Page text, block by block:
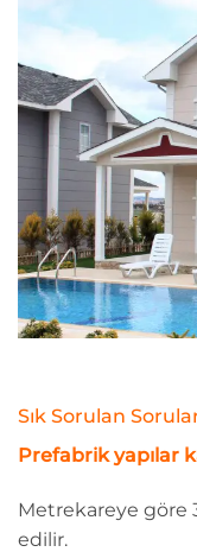
Sık Sorulan
Prefabrik yapılar
Metrekareye göre
edilir.